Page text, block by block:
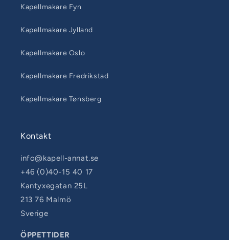
Kapellmakare Fyn
Kapellmakare Jylland
Kapellmakare Oslo
Kapellmakare Fredrikstad
Kapellmakare Tønsberg
Kontakt
info@kapell-annat.se
+46 (0)40-15 40 17
Kantyxegatan 25L
213 76 Malmö
Sverige
ÖPPETTIDER